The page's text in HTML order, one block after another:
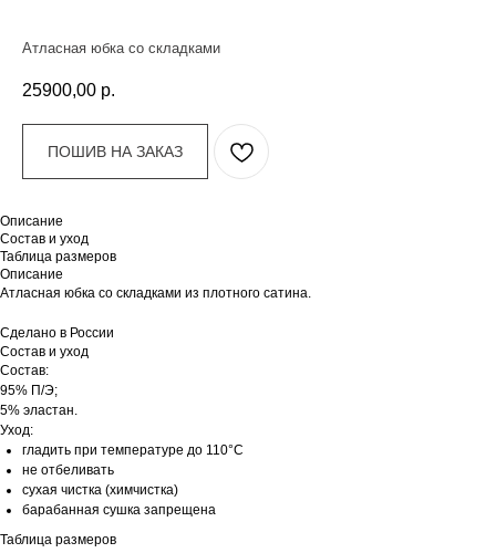
Атласная юбка со складками
25900,00 р.
ПОШИВ НА ЗАКАЗ
Описание
Состав и уход
Таблица размеров
Описание
Атласная юбка со складками из плотного сатина.
Сделано в России
Состав и уход
Состав:
95% П/Э;
5% эластан.
Уход:
гладить при температуре до 110°C
не отбеливать
сухая чистка (химчистка)
барабанная сушка запрещена
Таблица размеров